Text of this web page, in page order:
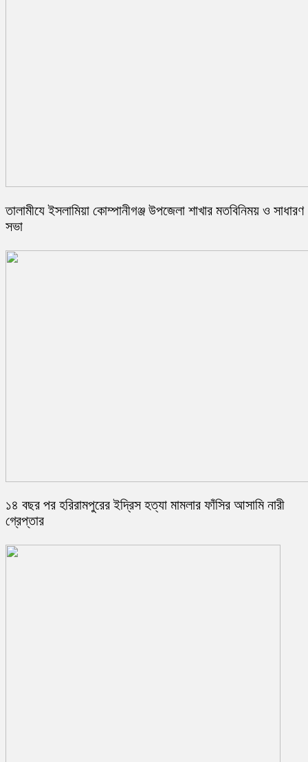
তালামীযে ইসলামিয়া কোম্পানীগঞ্জ উপজেলা শাখার মতবিনিময় ও সাধারণ
সভা
১৪ বছর পর হরিরামপুরের ইদ্রিস হত্যা মামলার ফাঁসির আসামি নারী
গ্রেপ্তার